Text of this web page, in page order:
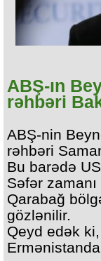
ABŞ-ın
rəhbəri
ABŞ-nin
rəhbəri
Bu barədə
Səfər
Qarabağ
gözlənilir.
Qeyd edək